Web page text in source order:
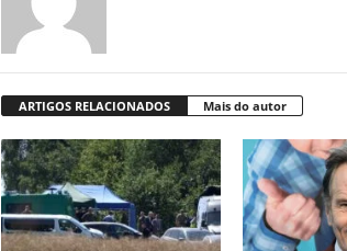
ARTIGOS RELACIONADOS Mais do autor